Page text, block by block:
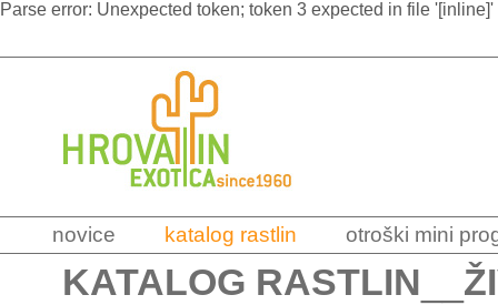
Parse error: Unexpected token; token 3 expected in file
novice katalog rastlin otroški mini
KATALOG RASTLIN